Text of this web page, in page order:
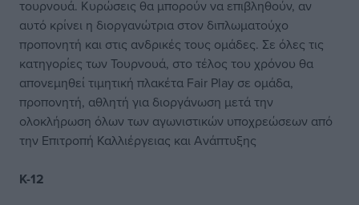
τουρνουά. Κυρώσεις θα μπορούν να επιβληθούν, αν
αυτό κρίνει η διοργανώτρια στον διπλωματούχο
προπονητή και στις ανδρικές τους ομάδες. Σε όλες τις
κατηγορίες των Τουρνουά, στο τέλος του χρόνου θα
απονεμηθεί τιμητική πλακέτα Fair Play σε ομάδα,
προπονητή, αθλητή για διοργάνωση μετά την
ολοκλήρωση όλων των αγωνιστικών υποχρεώσεων από
την Επιτροπή Καλλιέργειας και Ανάπτυξης
Κ-12